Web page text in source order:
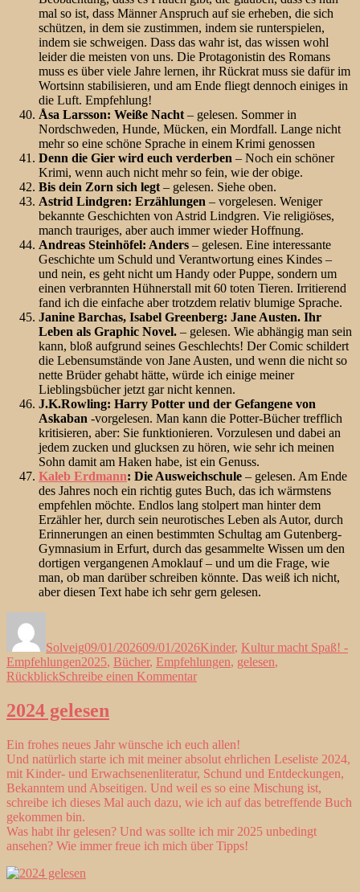
mal so ist, dass Männer Anspruch auf sie erheben, die sich
schützen, in dem sie zustimmen, indem sie runterspielen,
indem sie schweigen. Dass das wahr ist, das wissen wohl
leider die meisten von uns. Die Protagonistin des Romans
muss es über viele Jahre lernen, ihr Rückrat muss sie dafür im
Wortsinn stabilisieren, und am Ende fliegt dennoch einiges in
die Luft. Empfehlung!
Åsa Larsson: Weiße Nacht – gelesen. Sommer in
Nordschweden, Hunde, Mücken, ein Mordfall. Lange nicht
mehr so eine schöne Sprache in einem Krimi genossen
Denn die Gier wird euch verderben – Noch ein schöner
Krimi, wenn auch nicht mehr so fein, wie der obige.
Bis dein Zorn sich legt – gelesen. Siehe oben.
Astrid Lindgren: Erzählungen – vorgelesen. Weniger
bekannte Geschichten von Astrid Lindgren. Vie religiöses,
manch trauriges, aber auch immer wieder Hoffnung.
Andreas Steinhöfel: Anders – gelesen. Eine interessante
Geschichte um Schuld und Verantwortung eines Kindes –
und nein, es geht nicht um Handy oder Puppe, sondern um
einen verbrannten Hühnerstall mit 60 toten Tieren. Irritierend
fand ich die einfache aber trotzdem relativ blumige Sprache.
Janine Barchas, Isabel Greenberg: Jane Austen. Ihr
Leben als Graphic Novel. – gelesen. Wie abhängig man sein
kann, bloß aufgrund seines Geschlechts! Der Comic schildert
die Lebensumstände von Jane Austen, und wenn die nicht so
nette Brüder gehabt hätte, würde ich einige meiner
Lieblingsbücher jetzt gar nicht kennen.
J.K.Rowling: Harry Potter und der Gefangene von
Askaban -vorgelesen. Man kann die Potter-Bücher trefflich
kritisieren, aber: Sie funktionieren. Vorzulesen und dabei an
jedem zucken und glucksen zu hören, wie sehr ich meinen
Sohn damit am Haken habe, ist ein Genuss.
Kaleb Erdmann: Die Ausweichschule – gelesen. Am Ende
des Jahres noch ein richtig gutes Buch, das ich wärmstens
empfehlen möchte. Endlos lang stolpert man hinter dem
Erzähler her, durch sein neurotisches Leben als Autor, durch
Erinnerungen an einen bestimmten Schultag am Gutenberg-
Gymnasium in Erfurt, durch das gesammelte Wissen um den
dortigen vergangenen Amoklauf – und um die Frage, wie
man, ob man darüber schreiben könnte. Das weiß ich nicht,
aber diesen Text habe ich sehr gern gelesen.
Solveig09/01/202609/01/2026Kinder, Kultur macht Spaß! -
EmpfehlungenSchlagwörter
2025, Bücher, Empfehlungen, gelesen,
RückblickSchreibe einen Kommentarzu
2024 gelesen
Ein frohes neues Jahr wünsche ich euch allen!
Und natürlich starte ich mit meiner absolut ehrlichen Leseliste 2024,
mit Kinder- und Erwachsenenliteratur, Schund und Entdeckungen,
Bekanntem und Abseitigen. Und weil es so eine Mischung ist,
schreibe ich dieses Mal auch dazu, wie ich auf das betreffende Buch
gekommen bin.
Was habt ihr gelesen? Und was sollte ich mir 2025 unbedingt
ansehen? Wie immer freue ich mich über Tipps!